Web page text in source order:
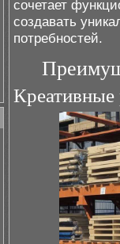
сочетает
создавать
потребностей.